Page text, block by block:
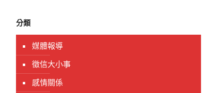
分類
媒體報導
徵信大小事
感情關係